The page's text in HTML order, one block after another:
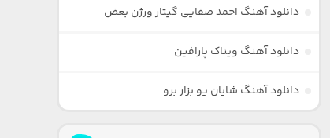
دانلود آهنگ احمد صفایی گیتار ورژن بعض
دانلود آهنگ ویناک پارافین
دانلود آهنگ شایان یو بزار برو